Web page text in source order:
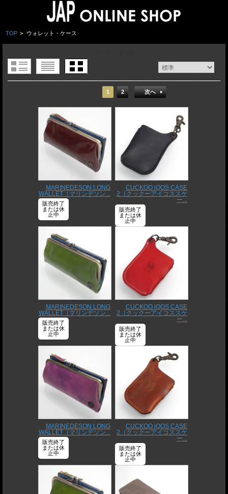
TOP > ウォレット・ケース
1 2 次へ
MARINEDESON LONG
WALLET［マリンデソン...
販売終了
または休
止中
CUCKOO iQOS CASE
2［クックーアイコススケ
ー...
販売終了
または休
止中
MARINEDESON LONG
WALLET［マリンデソン...
販売終了
または休
止中
CUCKOO iQOS CASE
2［クックーアイコススケ
ー...
販売終了
または休
止中
MARINEDESON LONG
WALLET［マリンデソン...
販売終了
または休
止中
CUCKOO iQOS CASE
2［クックーアイコススケ
ー...
販売終了
または休
止中